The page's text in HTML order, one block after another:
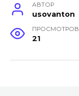
АВТОР
usovanton
ПРОСМОТРОВ
21